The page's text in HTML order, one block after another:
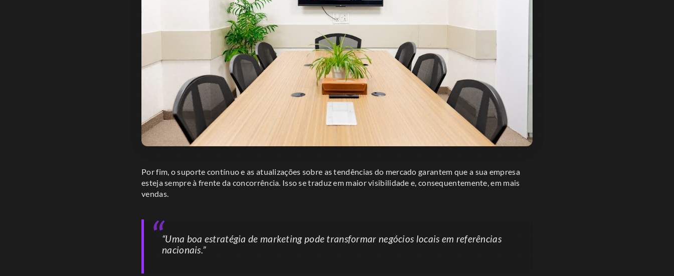
Por fim, o suporte contínuo e as atualizações sobre as tendências do mercado garantem que a sua empresa
esteja sempre à frente da concorrência. Isso se traduz em maior visibilidade e, consequentemente, em mais
vendas.
“Uma boa estratégia de marketing pode transformar negócios locais em referências
nacionais.”